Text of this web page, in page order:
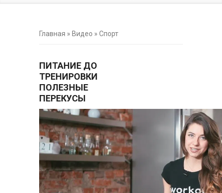
Главная » Видео » Спорт
ПИТАНИЕ ДО
ТРЕНИРОВКИ
ПОЛЕЗНЫЕ
ПЕРЕКУСЫ